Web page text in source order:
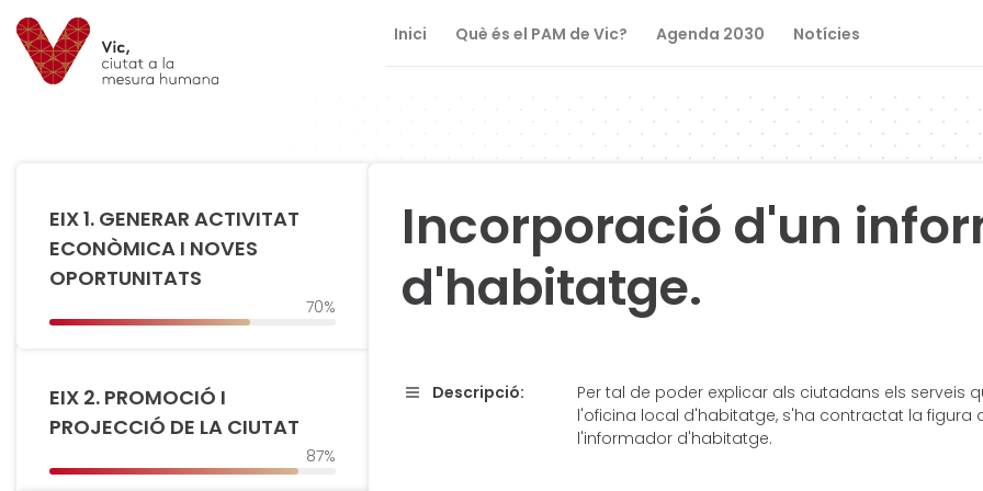
Saltar al contingut
Saltar a la navegació
Informació de contacte Inici Què és el PAM de Vic? Agenda 2030 Notícies
Incorporació d'un
d'habitatge.
Descripció:
Per tal de poder explicar als ciutadans els serveis
l'oficina local d'habitatge, s'ha contractat la figura
l'informador d'habitatge.
EIX 1. GENERAR ACTIVITAT
ECONÒMICA I NOVES
OPORTUNITATS
70%
EIX 2. PROMOCIÓ I
PROJECCIÓ DE LA CIUTAT
87%